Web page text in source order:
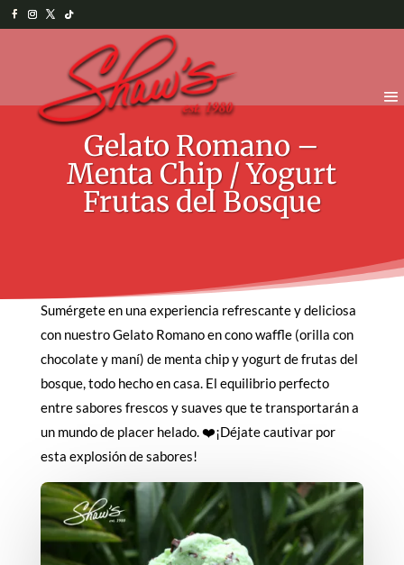
Gelato Romano –
Menta Chip / Yogurt
Frutas del Bosque
Sumérgete en una experiencia refrescante y deliciosa
con nuestro Gelato Romano en cono waffle (orilla con
chocolate y maní) de menta chip y yogurt de frutas del
bosque, todo hecho en casa. El equilibrio perfecto
entre sabores frescos y suaves que te transportarán a
un mundo de placer helado.❤️¡Déjate cautivar por
esta explosión de sabores!